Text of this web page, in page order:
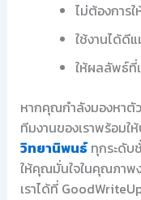
ไม่ต้องการ
ใช้งานได้ดี
ให้ผลลัพธ์ที่
หากคุณกำลังมองหาตั
ทีมงานของเราพร้อมใ
วิทยานิพนธ์ทุกระดับ
ให้คุณมั่นใจในคุณภาพ
เราได้ที่